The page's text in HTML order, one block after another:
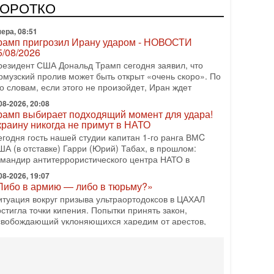
могут стать самыми интригующими? Биньямин
снова уверенно заявляет, что победа на
08:51
пригрозил Ирану ударом - НОВОСТИ
08/2026
США Дональд Трамп сегодня заявил, что
пролив может быть открыт «очень скоро». По
словам, если этого не произойдет, Иран ждет
2026, 20:08
выбирает подходящий момент для удара!
никогда не примут в НАТО
гость нашей студии капитан 1-го ранга ВМC
(в отставке) Гарри (Юрий) Табах, в прошлом:
антитеррористического центра НАТО в
2026, 19:07
в армию — либо в тюрьму?»
вокруг призыва ультраортодоксов в ЦАХАЛ
точки кипения. Попытки принять закон,
уклоняющихся харедим от арестов,